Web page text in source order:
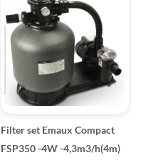
Filter set Emaux Compact
FSP350 -4W -4,3m3/h(4m)